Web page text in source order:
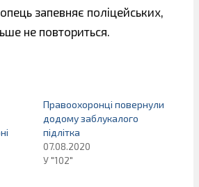
запевняє поліцейських,
не повториться.
Правоохоронці повернули
додому заблукалого
підлітка
07.08.2020
У "102"